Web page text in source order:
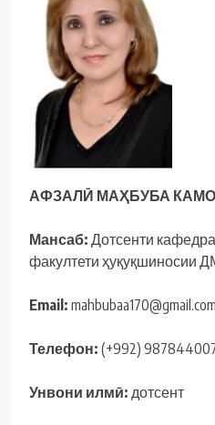
АФЗАЛӢ МАҲБУБА
Мансаб: Дотсенти
факултети ҳуқуқшиносии
Email: mahbubaa170@gmail.com
Телефон: (+992)
Унвони илмӣ: дотсент